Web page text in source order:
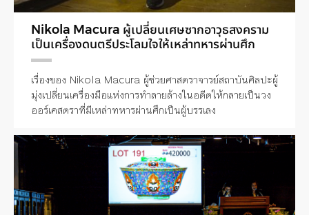
Nikola Macura ผู้เปลี่ยนเศษซากอาวุธสงคราม
เป็นเครื่องดนตรีประโลมใจให้เหล่าทหารผ่านศึก
เรื่องของ Nikola Macura ผู้ช่วยศาสตราจารย์สถาบันศิลปะผู้
มุ่งเปลี่ยนเครื่องมือแห่งการทำลายล้างในอดีตให้กลายเป็นวง
ออร์เคสตราที่มีเหล่าทหารผ่านศึกเป็นผู้บรรเลง